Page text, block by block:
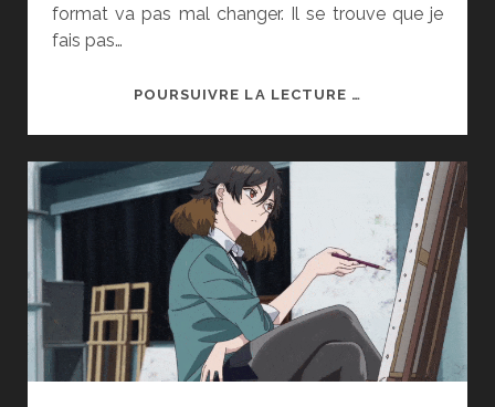
format va pas mal changer. Il se trouve que je
fais pas…
POURSUIVRE LA LECTURE …